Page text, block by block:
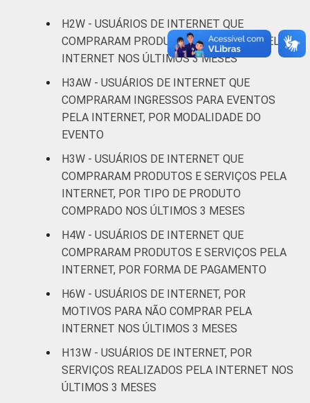
De 25 a 34
anos
75 23 2
anos
61 36
De 45 a 59
De 60 anos
ou mais
60 27
SOCIAL
C 74 14
DE 86
Fonte: CGI.br/NIC.br, Centro Regional de
Estudos para o Desenvolvimento da
Sociedade da Informação (Cetic.br),
Pesquisa on-line com usuários de Internet no
Brasil - Painel TIC COVID-19 - Edição 4.
H2W - USUÁRIOS DE INTERNET QUE
COMPRARAM PRODUTOS E SERVIÇOS PELA
INTERNET NOS ÚLTIMOS 3 MESES
H3AW - USUÁRIOS DE INTERNET QUE
COMPRARAM INGRESSOS PARA EVENTOS
PELA INTERNET, POR MODALIDADE DO
EVENTO
H3W - USUÁRIOS DE INTERNET QUE
COMPRARAM PRODUTOS E SERVIÇOS PELA
INTERNET, POR TIPO DE PRODUTO
COMPRADO NOS ÚLTIMOS 3 MESES
H4W - USUÁRIOS DE INTERNET QUE
COMPRARAM PRODUTOS E SERVIÇOS PELA
INTERNET, POR FORMA DE PAGAMENTO
H6W - USUÁRIOS DE INTERNET, POR
MOTIVOS PARA NÃO COMPRAR PELA
INTERNET NOS ÚLTIMOS 3 MESES
H13W - USUÁRIOS DE INTERNET, POR
SERVIÇOS REALIZADOS PELA INTERNET NOS
ÚLTIMOS 3 MESES